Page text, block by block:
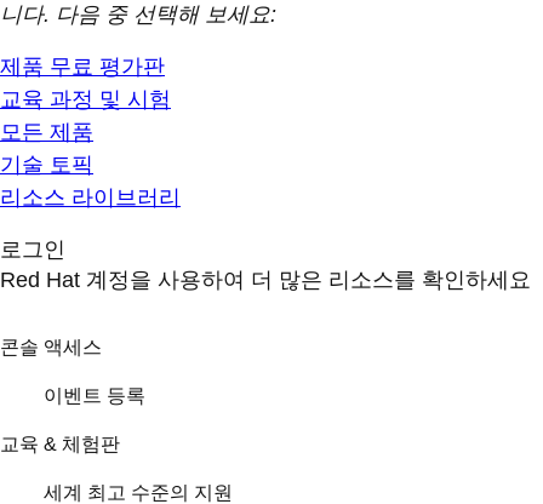
니다. 다음 중 선택해 보세요:
제품 무료 평가판
교육 과정 및 시험
모든 제품
기술 토픽
리소스 라이브러리
로그인
Red Hat 계정을 사용하여 더 많은 리소스를 확인하세요
콘솔 액세스
이벤트 등록
교육 & 체험판
세계 최고 수준의 지원